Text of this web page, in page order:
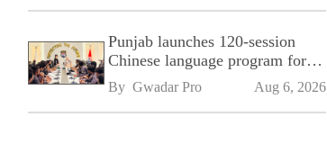
Punjab launches 120-session
Chinese language program for
SPU
By Gwadar Pro Aug 6, 2026